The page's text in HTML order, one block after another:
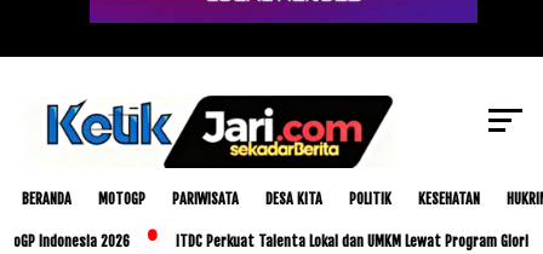
BERANDA MOTOGP PARIWISATA DESA KITA POLITIK KESEHATAN
2026 ITDC Perkuat Talenta Lokal dan UMKM Lewat Program Glorious Golo